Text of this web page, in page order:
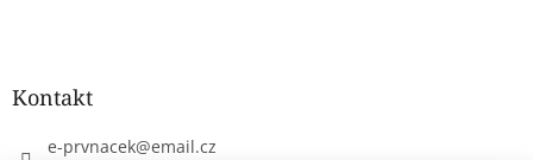
Kontakt
e-prvnacek@email.cz